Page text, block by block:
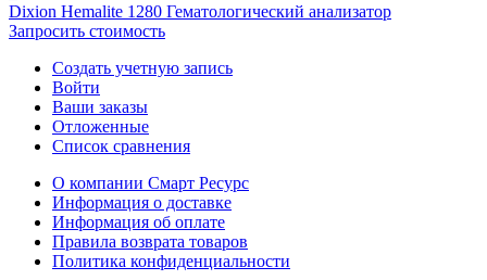
Dixion Hemalite 1280 Гематологический анализатор
Запросить стоимость
Создать учетную запись
Войти
Ваши заказы
Отложенные
Список сравнения
О компании Смарт Ресурс
Информация о доставке
Информация об оплате
Правила возврата товаров
Политика конфиденциальности